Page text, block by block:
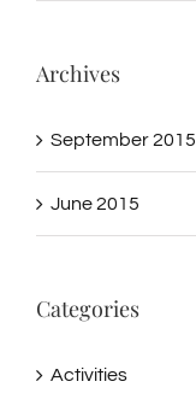
Archives
September 2015
June 2015
Categories
Activities